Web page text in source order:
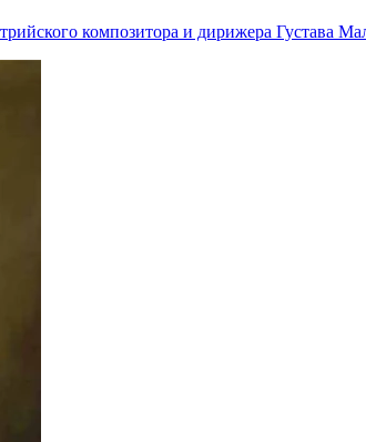
композитора и дирижера Густава